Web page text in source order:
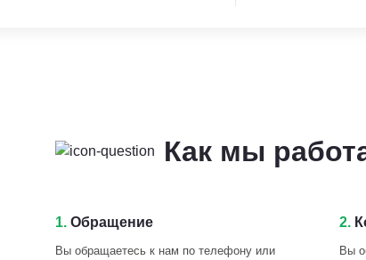
Как мы
1. Обращение
Вы обращаетесь к нам по телефону или
2.
Вы